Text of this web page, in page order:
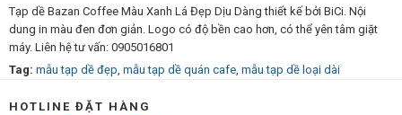
Tạp dề Bazan Coffee Màu Xanh Lá Đẹp Dịu Dàng thiết kế bởi BiCi. Nội
dung in màu đen đơn giản. Logo có độ bền cao hơn, có thể yên tâm giặt
máy. Liên hệ tư vấn: 0905016801
Tag: mẫu tạp dề đẹp, mẫu tạp dề quán cafe, mẫu tạp dề loại dài
HOTLINE ĐẶT HÀNG